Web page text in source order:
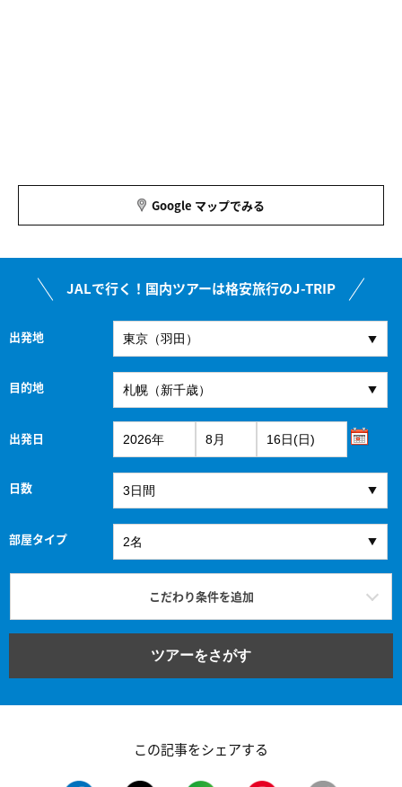
Google マップでみる
JALで行く！国内ツアーは格安旅行のJ-TRIP
出発地
目的地
出発日
日数
部屋タイプ
こだわり条件を追加
ツアーをさがす
この記事をシェアする